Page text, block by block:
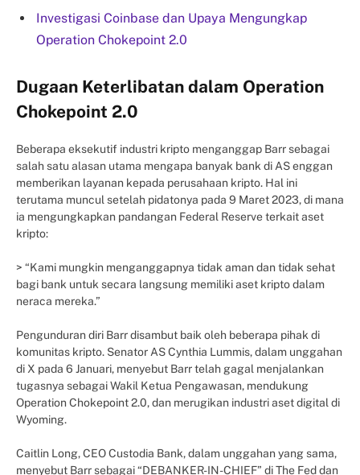
Investigasi Coinbase dan Upaya Mengungkap
Operation Chokepoint 2.0
Dugaan Keterlibatan dalam Operation
Chokepoint 2.0
Beberapa eksekutif industri kripto menganggap Barr sebagai
salah satu alasan utama mengapa banyak bank di AS enggan
memberikan layanan kepada perusahaan kripto. Hal ini
terutama muncul setelah pidatonya pada 9 Maret 2023, di mana
ia mengungkapkan pandangan Federal Reserve terkait aset
kripto:
> “Kami mungkin menganggapnya tidak aman dan tidak sehat
bagi bank untuk secara langsung memiliki aset kripto dalam
neraca mereka.”
Pengunduran diri Barr disambut baik oleh beberapa pihak di
komunitas kripto. Senator AS Cynthia Lummis, dalam unggahan
di X pada 6 Januari, menyebut Barr telah gagal menjalankan
tugasnya sebagai Wakil Ketua Pengawasan, mendukung
Operation Chokepoint 2.0, dan merugikan industri aset digital di
Wyoming.
Caitlin Long, CEO Custodia Bank, dalam unggahan yang sama,
menyebut Barr sebagai “DEBANKER-IN-CHIEF” di The Fed dan